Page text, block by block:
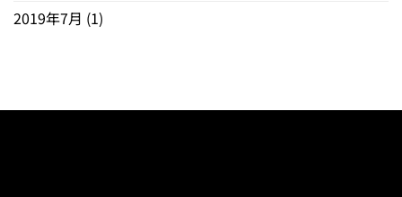
2019年7月 (1)